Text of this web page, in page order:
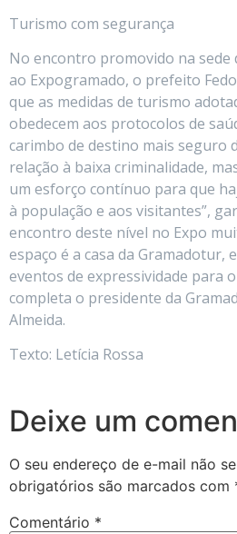
Turismo com segurança
No encontro promovido na sede
ao Expogramado, o prefeito
que as medidas de turismo
obedecem aos protocolos de
carimbo de destino mais seguro
relação à baixa criminalidade,
um esforço contínuo para que
à população e aos visitantes”,
encontro deste nível no Expo
espaço é a casa da Gramadotur,
eventos de expressividade para
completa o presidente da
Almeida.
Texto: Letícia Rossa
Deixe um
O seu endereço de e-mail não
obrigatórios são marcados com
Comentário *